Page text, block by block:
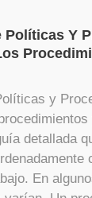
Políticas Y
y
detallada
En